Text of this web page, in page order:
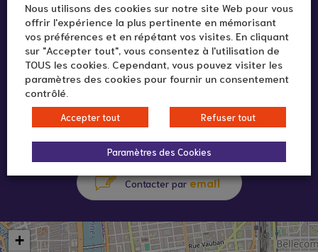
Lieu d'accueil métropole aidante
292 rue Vendôme
69003 Lyon
Contacter paremail
+
Nous utilisons des cookies sur notre site Web pour vous
offrir l'expérience la plus pertinente en mémorisant
vos préférences et en répétant vos visites. En cliquant
sur "Accepter tout", vous consentez à l'utilisation de
TOUS les cookies. Cependant, vous pouvez visiter les
paramètres des cookies pour fournir un consentement
contrôlé.
Accepter tout Refuser tout
Paramètres des Cookies